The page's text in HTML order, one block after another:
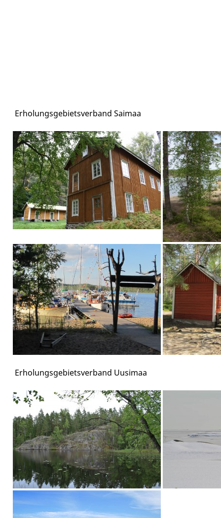
Erholungsgebietsverband Saimaa
Erholungsgebietsverband Uusimaa